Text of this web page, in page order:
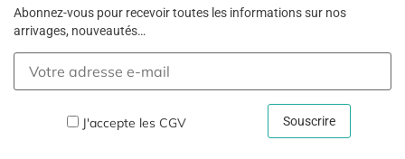
Abonnez-vous pour recevoir toutes les informations sur nos
arrivages, nouveautés…
J'accepte les CGV